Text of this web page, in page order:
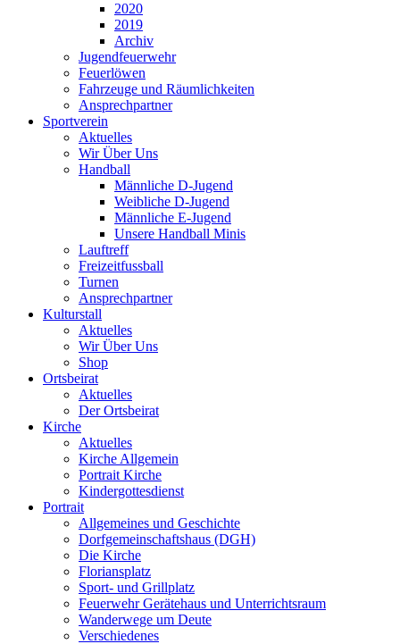
2020
2019
Archiv
Jugendfeuerwehr
Feuerlöwen
Fahrzeuge und Räumlichkeiten
Ansprechpartner
Sportverein
Aktuelles
Wir Über Uns
Handball
Männliche D-Jugend
Weibliche D-Jugend
Männliche E-Jugend
Unsere Handball Minis
Lauftreff
Freizeitfussball
Turnen
Ansprechpartner
Kulturstall
Aktuelles
Wir Über Uns
Shop
Ortsbeirat
Aktuelles
Der Ortsbeirat
Kirche
Aktuelles
Kirche Allgemein
Portrait Kirche
Kindergottesdienst
Portrait
Allgemeines und Geschichte
Dorfgemeinschaftshaus (DGH)
Die Kirche
Floriansplatz
Sport- und Grillplatz
Feuerwehr Gerätehaus und Unterrichtsraum
Wanderwege um Deute
Verschiedenes